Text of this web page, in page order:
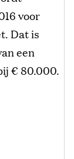
voor
Dat is
een
€ 80.000.